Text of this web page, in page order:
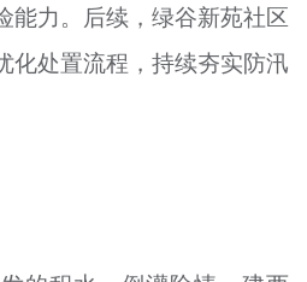
能力。后续，绿谷新苑社区
化处置流程，持续夯实防汛